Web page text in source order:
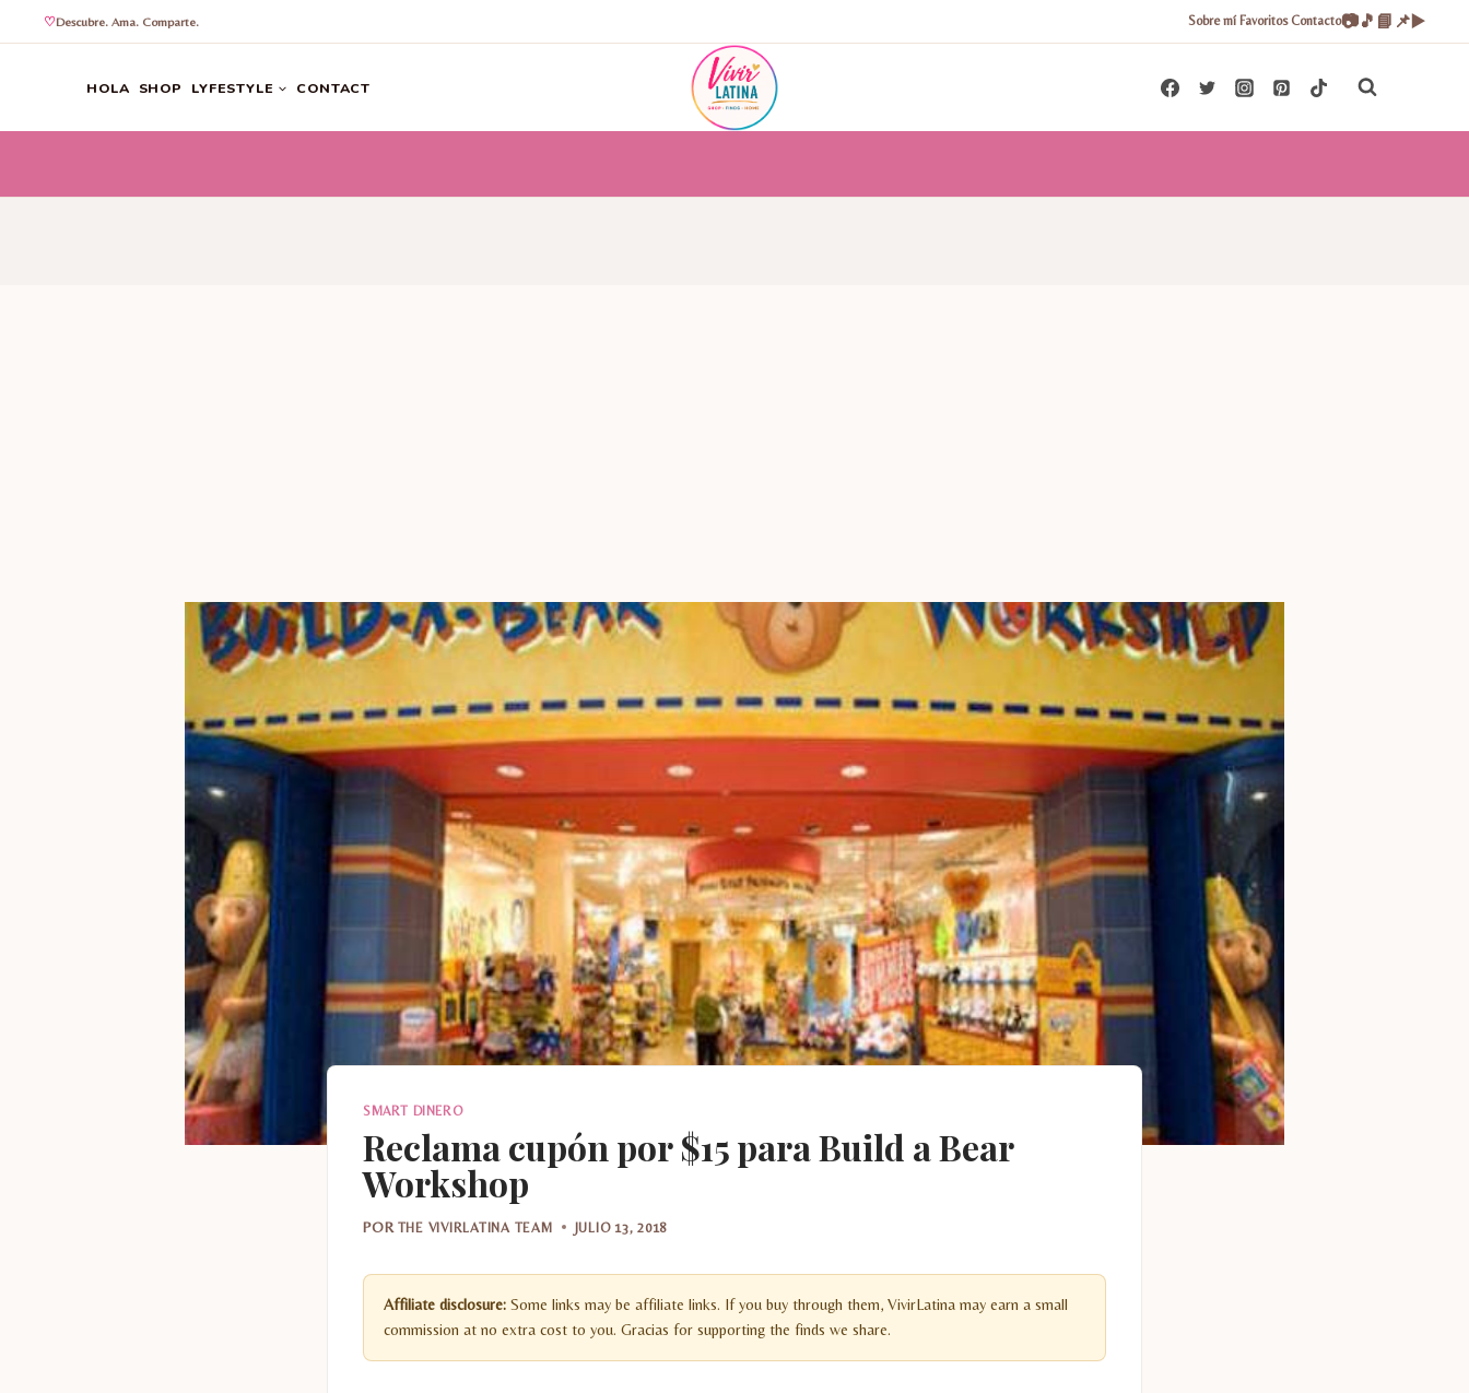
Descubre. Ama. Comparte. Sobre mí Favoritos Contacto📷🎵 📘 📌▶️
HOLA SHOP LYFESTYLE CONTACT
SMART DINERO
Reclama cupón por $15 para Build a Bear
Workshop
POR THE VIVIRLATINA TEAM JULIO 13, 2018
Affiliate disclosure: Some links may be affiliate links. If you buy through them, VivirLatina may earn a small
commission at no extra cost to you. Gracias for supporting the finds we share.